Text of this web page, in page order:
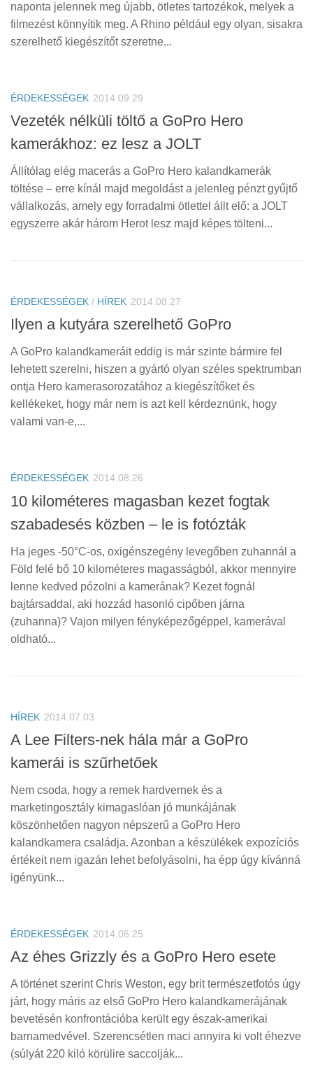
naponta jelennek meg újabb, ötletes tartozékok, melyek a
filmezést könnyítik meg. A Rhino például egy olyan, sisakra
szerelhető kiegészítőt szeretne...
ÉRDEKESSÉGEK 2014.09.29
Vezeték nélküli töltő a GoPro Hero
kamerákhoz: ez lesz a JOLT
Állítólag elég macerás a GoPro Hero kalandkamerák
töltése – erre kínál majd megoldást a jelenleg pénzt gyűjtő
vállalkozás, amely egy forradalmi ötlettel állt elő: a JOLT
egyszerre akár három Herot lesz majd képes tölteni...
ÉRDEKESSÉGEK / HÍREK 2014.08.27
Ilyen a kutyára szerelhető GoPro
A GoPro kalandkameráit eddig is már szinte bármire fel
lehetett szerelni, hiszen a gyártó olyan széles spektrumban
ontja Hero kamerasorozatához a kiegészítőket és
kellékeket, hogy már nem is azt kell kérdeznünk, hogy
valami van-e,...
ÉRDEKESSÉGEK 2014.08.26
10 kilométeres magasban kezet fogtak
szabadesés közben – le is fotózták
Ha jeges -50°C-os, oxigénszegény levegőben zuhannál a
Föld felé bő 10 kilométeres magasságból, akkor mennyire
lenne kedved pózolni a kamerának? Kezet fognál
bajtársaddal, aki hozzád hasonló cipőben járna
(zuhanna)? Vajon milyen fényképezőgéppel, kamerával
oldható...
HÍREK 2014.07.03
A Lee Filters-nek hála már a GoPro
kamerái is szűrhetőek
Nem csoda, hogy a remek hardvernek és a
marketingosztály kimagaslóan jó munkájának
köszönhetően nagyon népszerű a GoPro Hero
kalandkamera családja. Azonban a készülékek expozíciós
értékeit nem igazán lehet befolyásolni, ha épp úgy kívánná
igényünk...
ÉRDEKESSÉGEK 2014.06.25
Az éhes Grizzly és a GoPro Hero esete
A történet szerint Chris Weston, egy brit természetfotós úgy
járt, hogy máris az első GoPro Hero kalandkamerájának
bevetésén konfrontációba került egy észak-amerikai
barnamedvével. Szerencsétlen maci annyira ki volt éhezve
(súlyát 220 kiló körülire saccolják...